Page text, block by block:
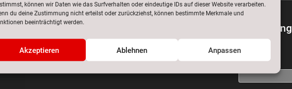
können wir Daten wie das Surfverhalten oder eindeutige IDs auf dieser Website verarbeiten.
du deine Zustimmung nicht erteilst oder zurückziehst, können bestimmte Merkmale und
beeinträchtigt werden.
Akzeptieren Ablehnen Anpassen
Anmeldung
E-Mail